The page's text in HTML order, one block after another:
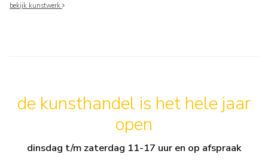
bekijk kunstwerk
de kunsthandel is het hele jaar
open
dinsdag t/m zaterdag 11-17 uur en op afspraak